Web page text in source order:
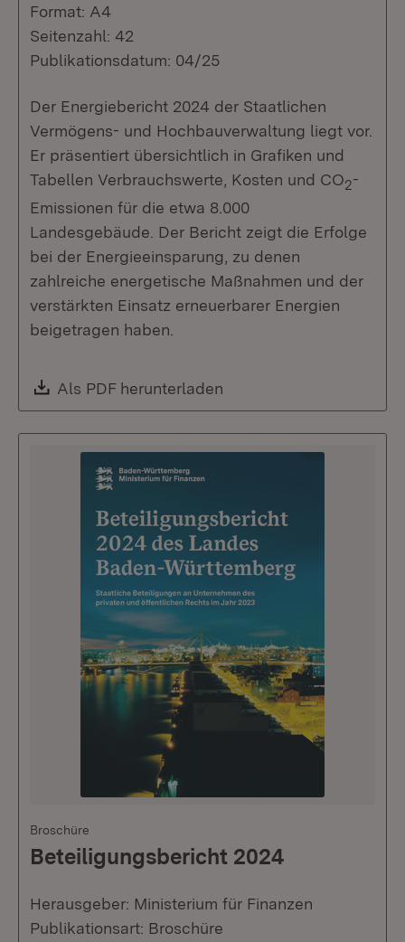
Format: A4
Seitenzahl: 42
Publikationsdatum: 04/25
Der Energiebericht 2024 der Staatlichen
Vermögens- und Hochbauverwaltung liegt vor.
Er präsentiert übersichtlich in Grafiken und
Tabellen Verbrauchswerte, Kosten und CO2-
Emissionen für die etwa 8.000
Landesgebäude. Der Bericht zeigt die Erfolge
bei der Energieeinsparung, zu denen
zahlreiche energetische Maßnahmen und der
verstärkten Einsatz erneuerbarer Energien
beigetragen haben.
Download:
Als PDF herunterladen
Broschüre
Beteiligungsbericht 2024
Herausgeber: Ministerium für Finanzen
Publikationsart: Broschüre